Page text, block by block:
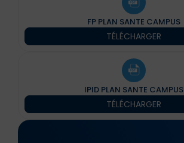
FP PLAN SANTE CAMPUS
TÉLÉCHARGER
IPID PLAN SANTE CAMPUS
TÉLÉCHARGER